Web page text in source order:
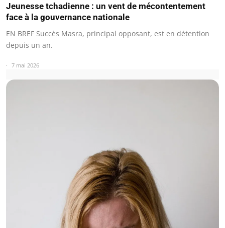
Jeunesse tchadienne : un vent de mécontentement
face à la gouvernance nationale
EN BREF Succès Masra, principal opposant, est en détention
depuis un an.
7 mai 2026